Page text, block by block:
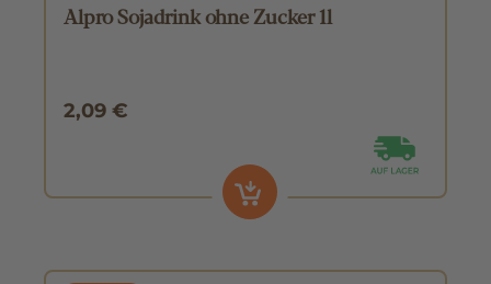
Alpro Sojadrink ohne Zucker 1l
2,09 €